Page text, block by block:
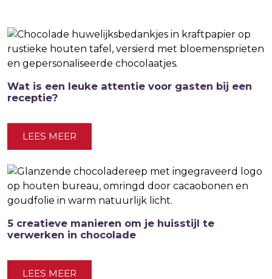
Wat is een leuke attentie voor gasten bij een
receptie?
LEES MEER
5 creatieve manieren om je huisstijl te
verwerken in chocolade
LEES MEER